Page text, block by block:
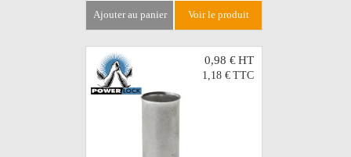
ajouter au panier voir le produit
0,98 €HT
1,18 € TTC